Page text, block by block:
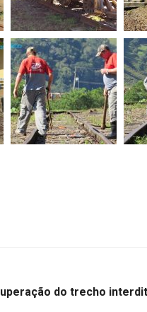
do trecho